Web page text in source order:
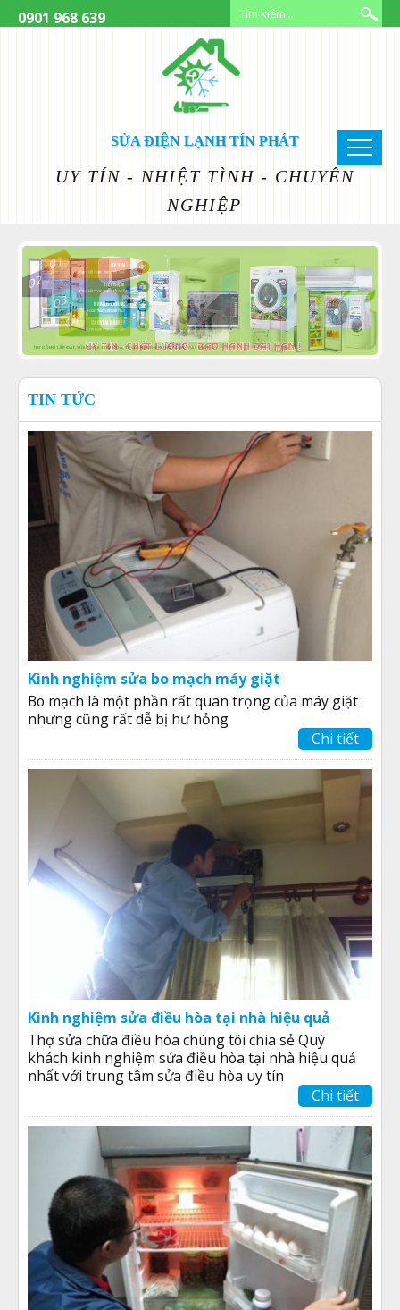
SỬA ĐIỆN LẠNH TÍN PHÁT
UY TÍN - NHIỆT TÌNH - CHUYÊN
NGHIỆP
0901 968 639
TIN TỨC
Kinh nghiệm sửa bo mạch máy giặt
Bo mạch là một phần rất quan trọng của máy giặt
nhưng cũng rất dễ bị hư hỏng
Chi tiết
Kinh nghiệm sửa điều hòa tại nhà hiệu quả
Thợ sửa chữa điều hòa chúng tôi chia sẻ Quý
khách kinh nghiệm sửa điều hòa tại nhà hiệu quả
nhất với trung tâm sửa điều hòa uy tín
Chi tiết